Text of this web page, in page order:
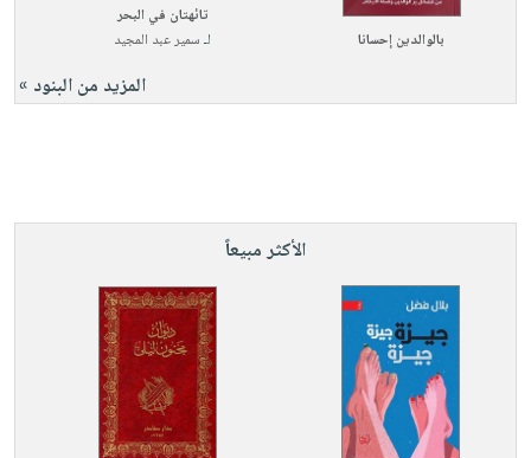
بالوالدين إحسانا
تائهتان في البحر
لـسمير عبد المجيد
المزيد من البنود »
الأكثر مبيعاً